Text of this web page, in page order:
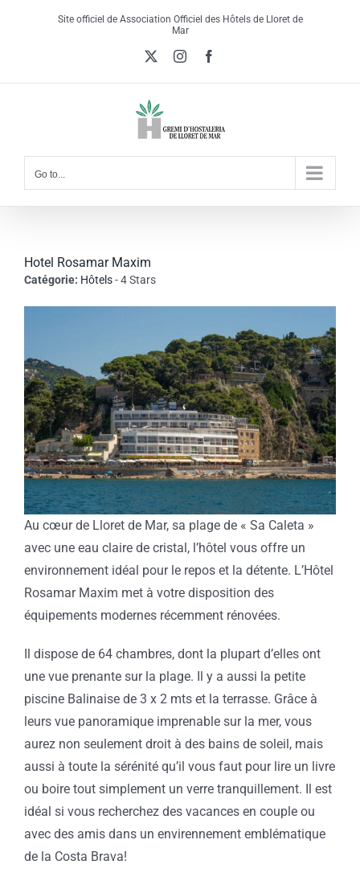
Site officiel de Association Officiel des Hôtels de Lloret de
Mar
Instagram
Go to...
Hotel Rosamar Maxim
Catégorie: Hôtels- 4 Stars
Image
Au cœur de Lloret de Mar, sa plage de « Sa Caleta »
avec une eau claire de cristal, l’hôtel vous offre un
environnement idéal pour le repos et la détente. L’Hôtel
Rosamar Maxim met à votre disposition des
équipements modernes récemment rénovées.
Il dispose de 64 chambres, dont la plupart d’elles ont
une vue prenante sur la plage. Il y a aussi la petite
piscine Balinaise de 3 x 2 mts et la terrasse. Grâce à
leurs vue panoramique imprenable sur la mer, vous
aurez non seulement droit à des bains de soleil, mais
aussi à toute la sérénité qu’il vous faut pour lire un livre
ou boire tout simplement un verre tranquillement. Il est
idéal si vous recherchez des vacances en couple ou
avec des amis dans un envirennement emblématique
de la Costa Brava!